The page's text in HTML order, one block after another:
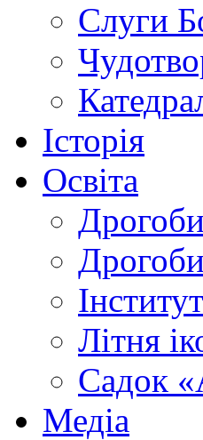
Слуги
Історія
Освіта
Літня
Садок
Медіа